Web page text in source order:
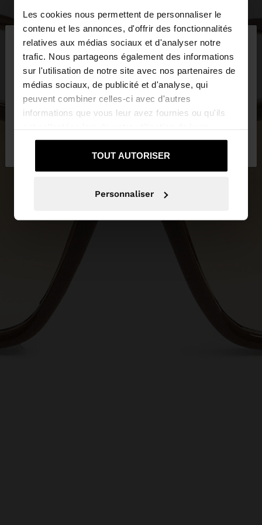
Les cookies nous permettent de personnaliser le
contenu et les annonces, d'offrir des fonctionnalités
relatives aux médias sociaux et d'analyser notre
trafic. Nous partageons également des informations
sur l'utilisation de notre site avec nos partenaires de
médias sociaux, de publicité et d'analyse, qui
peuvent combiner celles-ci avec d'autres
informations que vous leur avez fournies ou qu'ils
services.
TOUT AUTORISER
Personnaliser
bonjour ×
Vous accédez au site depuis Luxembourg. Voulez-
vous parcourir notre site au United States?